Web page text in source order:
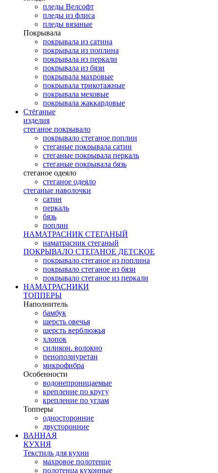
пледы Велсофт
пледы из флиса
пледы вязаные
Покрывала
покрывала из сатина
покрывала из поплина
покрывала из перкали
покрывала из бязи
покрывала махровые
покрывала трикотажные
покрывала меховые
покрывала жаккардовые
Стёганые
изделия
стеганое покрывало
покрывало стеганое поплин
стеганые покрывала сатин
стеганые покрывала перкаль
стеганые покрывала бязь
стеганое одеяло
стеганое одеяло
стеганые наволочки
сатин
перкаль
бязь
поплин
НАМАТРАСНИК СТЕГАНЫЙ
наматрасник стеганый
ПОКРЫВАЛО СТЕГАНОЕ ДЕТСКОЕ
покрывало стеганое из поплина
покрывало стеганое из бязи
покрывало стеганое из перкали
НАМАТРАСНИКИ
ТОППЕРЫ
Наполнитель
бамбук
шерсть овечья
шерсть верблюжья
хлопок
силикон. волокно
пенополиуретан
микрофибра
Особенности
водонепроницаемые
крепление по кругу
крепление по углам
Топперы
односторонние
двусторонние
ВАННАЯ
КУХНЯ
Текстиль для кухни
махровое полотенце
полотенца кухонные